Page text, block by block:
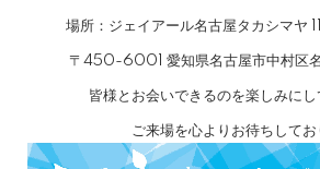
場所：ジェイアール名古屋タカシマヤ
〒450-6001 愛知県名古屋市中村区名
皆様とお会いできるのを楽しみにし
ご来場を心よりお待ちしてお